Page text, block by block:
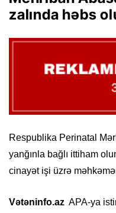
zalında həbs
Respublika Perinatal
yanğınla bağlı ittiham
cinayət işi üzrə
Vətəninfo.az APA-ya